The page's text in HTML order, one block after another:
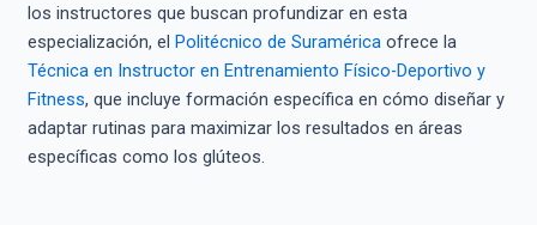
los instructores que buscan profundizar en esta
especialización, el Politécnico de Suraméricaofrece la
Técnica en Instructor en Entrenamiento Físico-Deportivo y
Fitness, que incluye formación específica en cómo diseñar y
adaptar rutinas para maximizar los resultados en áreas
específicas como los glúteos.